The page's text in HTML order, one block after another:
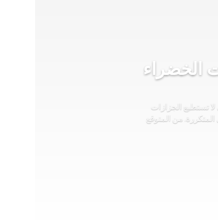
الخضراء
تستطيع الجزازات
من المتوقع